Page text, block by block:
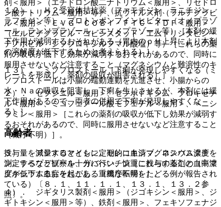
１２）． Ｈ２受容体拮抗薬（ファモチジン、ラニチジン、
ラフチジン等）、プロトンポンプインヒビター（オメプラゾ
ール、ランソプラゾール、エソメプラゾール等）［本剤の緩
下作用が減弱するおそれがある（胃内のｐＨ上昇により本剤
の溶解度が低下するためと考えられる）］。
１３）． ミソプロストール［下痢が発現しやすくなる（ミ
ソプロストールは小腸の蠕動運動を亢進させ、小腸からの
水・Ｎａの吸収を阻害し、下痢を生じさせるが、本剤には緩
下作用があるので、両者の併用で下痢が発現しやすくな
る）］。
高齢者
投与量を減量するとともに定期的に血清マグネシウム濃度を
測定するなど観察を十分に行い、慎重に投与すること（高マ
グネシウム血症を起こし、重篤な転帰をたどる例が報告され
ている）〔８．１、１１．１．１、１３．１、１３．２参
照〕。
剤＜服用＞（エチドロン酸二ナトリウム＜服用＞、リセドロ
ン酸ナトリウム＜服用＞等）、抗ウイルス剤（ラルテグラビ
ル＜服用＞、ＥＶＧ・ＣＯＢＩ・ＦＴＣ・ＴＤＦ＜服用＞
（エルビテグラビル・コビシスタット・エムトリシタビン・
テノホビル ジソプロキシルフマル酸塩）等）［これらの薬
剤の吸収が低下し効果が減弱するおそれがあるので、同時に
服用させないなど注意すること（マグネシウムと難溶性のキ
レートを形成し、薬剤の吸収が阻害される）］。
２）． セフジニル＜服用＞、セフポドキシム プロキセチ
ル＜服用＞、ミコフェノール酸モフェチル＜服用＞、ペニシ
ラミン＜服用＞［これらの薬剤の吸収が低下し効果が減弱す
るおそれがあるので、同時に服用させないなど注意すること
（機序不明）］。
３）． アジスロマイシン、セレコキシブ、ロスバスタチ
ン、ラベプラゾール、ガバペンチン［これらの薬剤の血中濃
度が低下するおそれがある（機序不明）］。
４）． ジギタリス製剤＜服用＞（ジゴキシン＜服用＞、ジ
ギトキシン＜服用＞等）、鉄剤＜服用＞、フェキソフェナジ